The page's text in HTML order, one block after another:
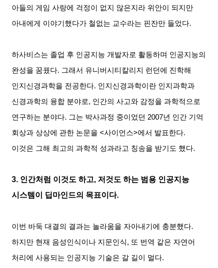
아들의 게임 사랑에 걱정이 없지 않은지라 위안이 되지만
아내에게 이야기했다가 철없는 교수라는 핀잔만 들었다.
하사비스는 졸업 후 인공지능 개발자로 활동하며 인공지능의
완성을 꿈꿨다. 그래서 유니버시티칼리지 런던에 진학해
인지신경과학을 전공한다. 인지신경과학이란 인지과학과
신경과학의 융합 분야로, 인간의 사고와 감정을 과학적으로
연구하는 분야다. 그는 박사과정 중이었던 2007년 인간 기억
회상과 상상에 관한 논문을<사이언스>에서 발표한다.
이것은 그해 최고의 과학적 성과라고 칭송을 받기도 했다.
3. 인간처럼 이것도 하고, 저것도 하는 범용 인공지능
시스템이 딥마인드의 목표이다.
이번 바둑 대결의 결과는 놀라움을 자아내기에 충분했다.
하지만 현재 음성인식이나 지문인식, 또 번역 같은 자연어
처리에 사용되는 인공지능 기술은 갈 길이 멀다.